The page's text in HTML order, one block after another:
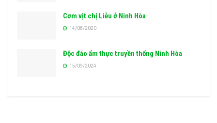
Cơm vịt chị Liễu ở Ninh Hòa
14/08/2020
Độc đáo ẩm thực truyền thống Ninh Hòa
15/09/2024